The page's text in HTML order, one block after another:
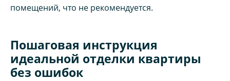
помещений, что не рекомендуется.
Пошаговая инструкция
идеальной отделки квартиры
без ошибок